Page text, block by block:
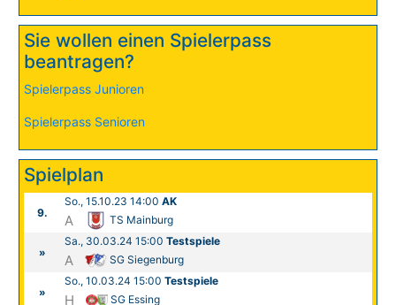
Sie wollen einen Spielerpass
beantragen?
Spielerpass Junioren
Spielerpass Senioren
Spielplan
9.
So., 15.10.23 14:00 AK
A TS Mainburg
»
Sa., 30.03.24 15:00 Testspiele
A SG Siegenburg
»
So., 10.03.24 15:00 Testspiele
H
SG Essing